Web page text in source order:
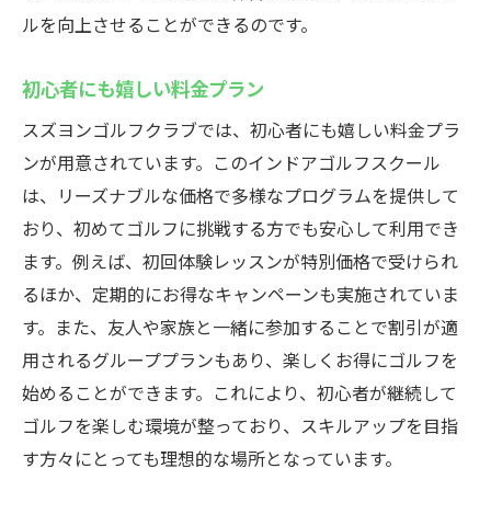
ルを向上させることができるのです。
初心者にも嬉しい料金プラン
スズヨンゴルフクラブでは、初心者にも嬉しい料金プラ
ンが用意されています。このインドアゴルフスクール
は、リーズナブルな価格で多様なプログラムを提供して
おり、初めてゴルフに挑戦する方でも安心して利用でき
ます。例えば、初回体験レッスンが特別価格で受けられ
るほか、定期的にお得なキャンペーンも実施されていま
す。また、友人や家族と一緒に参加することで割引が適
用されるグループプランもあり、楽しくお得にゴルフを
始めることができます。これにより、初心者が継続して
ゴルフを楽しむ環境が整っており、スキルアップを目指
す方々にとっても理想的な場所となっています。